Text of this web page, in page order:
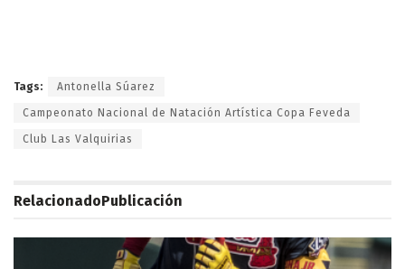
Tags: Antonella Súarez
Campeonato Nacional de Natación Artística Copa Feveda
Club Las Valquirias
RelacionadoPublicación